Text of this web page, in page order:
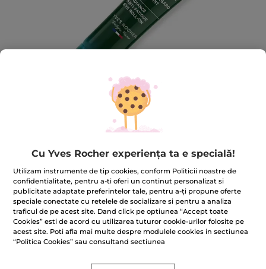
Roll-on iluminator anti-oboseală
pentru zona ochilor Roll-on 15 ml
★★★★★
★★★★★
Nicio
valoare
de
ADĂUGAȚI O RECENZIE
Trimiteți-mi un e-mail când este disponibil
Cu Yves Rocher experiența ta e specială!
Utilizam instrumente de tip cookies, conform Politicii noastre de
confidentialitate, pentru a-ti oferi un continut personalizat si
publicitate adaptate preferintelor tale, pentru a-ți propune oferte
speciale conectate cu retelele de socializare si pentru a analiza
traficul de pe acest site. Dand click pe optiunea “Accept toate
Cookies” esti de acord cu utilizarea tuturor cookie-urilor folosite pe
acest site. Poti afla mai multe despre modulele cookies in sectiunea
“Politica Cookies” sau consultand sectiunea